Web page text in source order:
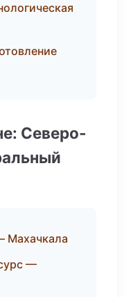
Северо-
Махачкала
—